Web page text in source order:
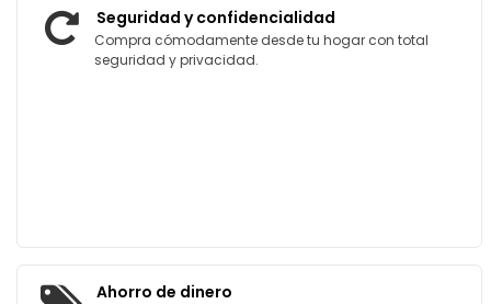
Seguridad y confidencialidad
Compra cómodamente desde tu hogar con total
seguridad y privacidad.
Ahorro de dinero